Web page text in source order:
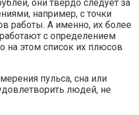
они твердо следует за
например, с точки
работы. А именно, их более
с определением
на этом список их плюсов
пульса, сна или
людей, не